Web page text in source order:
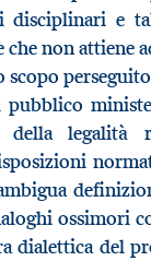
disciplinari e
non attiene
pubblico
della legalità
ossimori
dialettica del